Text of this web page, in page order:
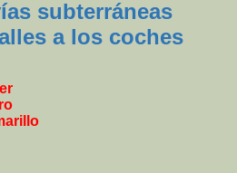
subterráneas
a los coches